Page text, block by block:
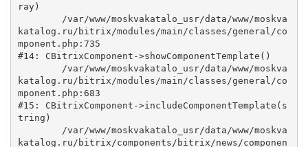
ray)
katalog.ru/bitrix/modules/main/classes/general/co
mponent.php:735
#14: CBitrixComponent->showComponentTemplate()
katalog.ru/bitrix/modules/main/classes/general/co
mponent.php:683
#15: CBitrixComponent->includeComponentTemplate(s
tring)
katalog.ru/bitrix/components/bitrix/news/componen